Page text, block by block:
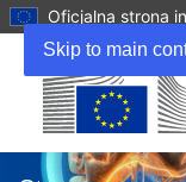
Skip to main
Oficjalna strona
otworzy